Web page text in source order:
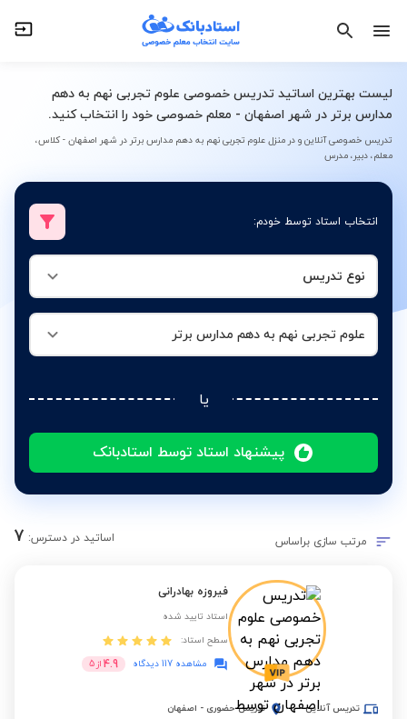
لیست بهترین اساتید تدریس خصوصی علوم تجربی نهم به دهم
مدارس برتر در شهر اصفهان - معلم خصوصی خود را انتخاب کنید.
تدریس خصوصی آنلاین و در منزل علوم تجربی نهم به دهم مدارس برتر در شهر اصفهان - کلاس،
معلم، دبیر، مدرس
انتخاب استاد توسط خودم:
نوع تدریس
علوم تجربی نهم به دهم مدارس برتر
یا
پیشنهاد استاد توسط استادبانک
مرتب سازی براساس اساتید در دسترس: 7
فیروزه بهادرانی
استاد تایید شده
سطح استاد:
مشاهده 117 دیدگاه
4.9 از 5
تدریس آنلاین تدریس حضوری - اصفهان